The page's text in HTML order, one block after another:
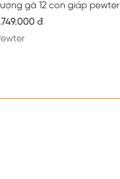
Tượng gà 12 con giáp pewter
đ